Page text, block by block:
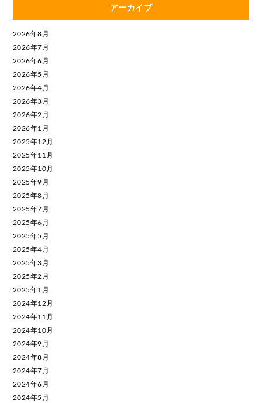
アーカイブ
2026年8月
2026年7月
2026年6月
2026年5月
2026年4月
2026年3月
2026年2月
2026年1月
2025年12月
2025年11月
2025年10月
2025年9月
2025年8月
2025年7月
2025年6月
2025年5月
2025年4月
2025年3月
2025年2月
2025年1月
2024年12月
2024年11月
2024年10月
2024年9月
2024年8月
2024年7月
2024年6月
2024年5月